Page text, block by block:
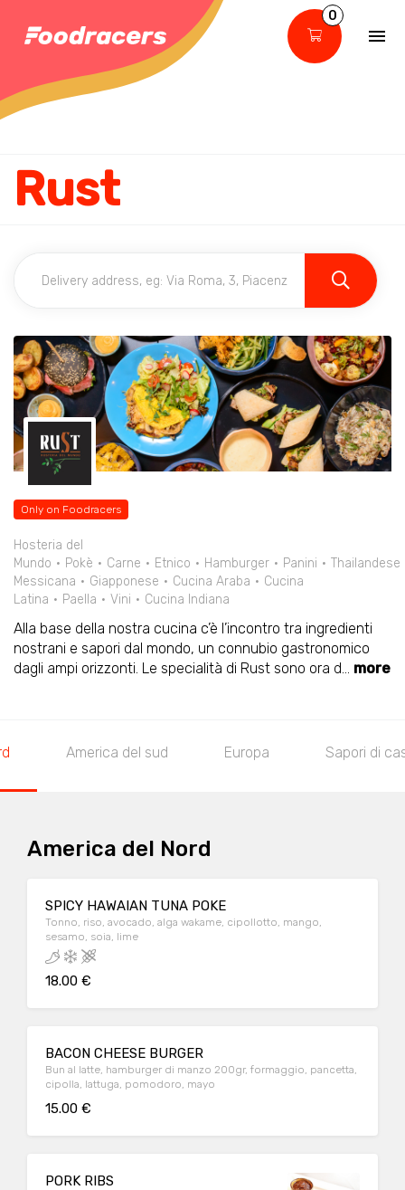
0
Rust
Only on Foodracers
Hosteria del
Mundo
Pokè Carne Etnico Hamburger Panini
Thailandese
Messicana
Giapponese Cucina Araba
Cucina
Latina
Paella Vini Cucina Indiana
Alla base della nostra cucina c’è l’incontro tra ingredienti
nostrani e sapori dal mondo, un connubio gastronomico
dagli ampi orizzonti. Le specialità di Rust sono ora d... more
America del sud Europa Sapori di
America del Nord
SPICY HAWAIAN TUNA POKE
Tonno, riso, avocado, alga wakame, cipollotto, mango,
sesamo, soia, lime
18.00 €
BACON CHEESE BURGER
Bun al latte, hamburger di manzo 200gr, formaggio, pancetta,
cipolla, lattuga, pomodoro, mayo
15.00 €
PORK RIBS